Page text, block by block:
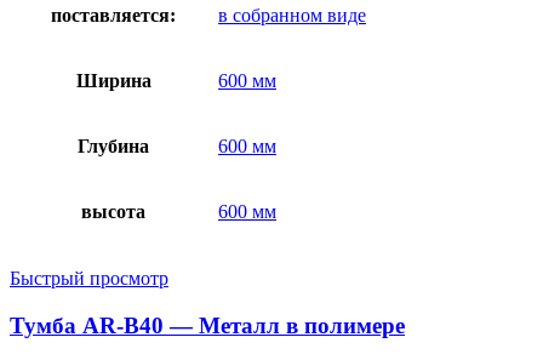
поставляется: в собранном виде
Ширина 600 мм
Глубина 600 мм
высота 600 мм
Быстрый просмотр
Тумба AR-B40 — Металл в полимере